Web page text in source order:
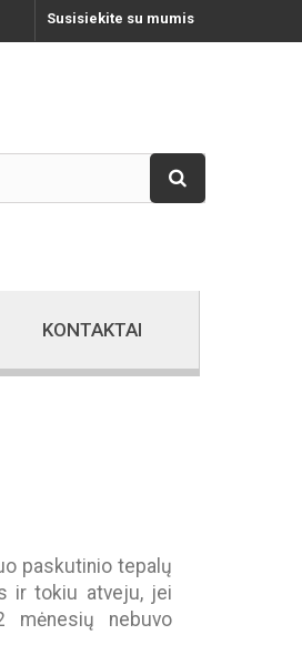
Susisiekite su mumis
KONTAKTAI
paskutinio tepalų
ir tokiu atveju, jei
mėnesių nebuvo